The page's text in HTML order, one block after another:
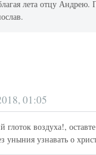
лета отцу Андрею.
01:05
воздуха!,
уныния узнавать о